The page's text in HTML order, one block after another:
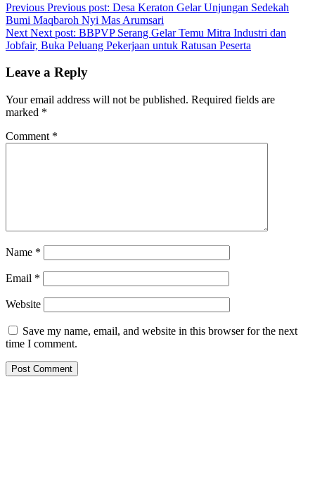
Previous Previous post: Desa Keraton Gelar Unjungan Sedekah
Bumi Maqbaroh Nyi Mas Arumsari
Next Next post: BBPVP Serang Gelar Temu Mitra Industri dan
Jobfair, Buka Peluang Pekerjaan untuk Ratusan Peserta
Leave a Reply
Your email address will not be published. Required fields are
marked *
Comment *
Name *
Email *
Website
Save my name, email, and website in this browser for the next
time I comment.